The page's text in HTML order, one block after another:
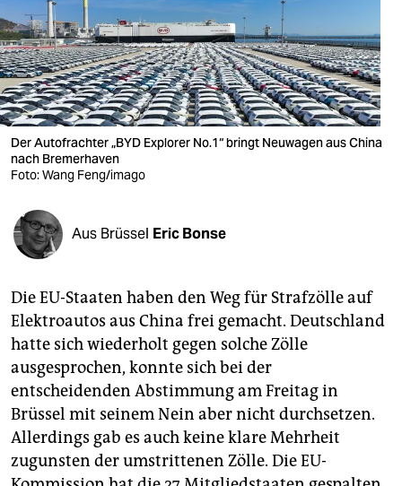
wahrheit
verlag
verlag
veranstaltungen
shop
fragen & hilfe
unterstützen
genossenschaft
epaper login
Der Autofrachter „BYD Explorer No.1“ bringt Neuwagen aus China
nach Bremerhaven
Foto: Wang Feng/imago
Aus Brüssel Eric Bonse
Die EU-Staaten haben den Weg für Strafzölle auf
Elektroautos aus China frei gemacht. Deutschland
hatte sich wiederholt gegen solche Zölle
ausgesprochen, konnte sich bei der
entscheidenden Abstimmung am Freitag in
Brüssel mit seinem Nein aber nicht durchsetzen.
Allerdings gab es auch keine klare Mehrheit
zugunsten der umstrittenen Zölle. Die EU-